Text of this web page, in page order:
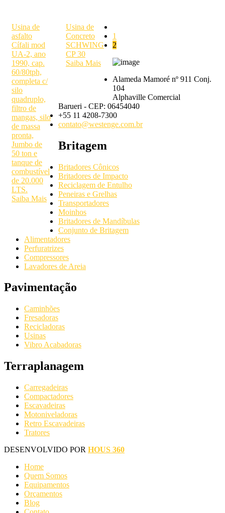
Usina de
asfalto
Cífali mod
UA-2, ano
1990, cap.
60/80tph,
completa c/
silo
quadruplo,
filtro de
mangas, silo
de massa
pronta,
Jumbo de
50 ton e
tanque de
combustível
de 20.000
LTS.
Saiba Mais
Usina de
Concreto
SCHWING
CP 30
Saiba Mais
1
2
Alameda Mamoré nº 911 Conj.
104
Alphaville Comercial
Barueri - CEP: 06454040
+55 11 4208-7300
contato@westenge.com.br
Britagem
Britadores Cônicos
Britadores de Impacto
Reciclagem de Entulho
Peneiras e Grelhas
Transportadores
Moinhos
Britadores de Mandíbulas
Conjunto de Britagem
Alimentadores
Perfuratrizes
Compressores
Lavadores de Areia
Pavimentação
Caminhões
Fresadoras
Recicladoras
Usinas
Vibro Acabadoras
Terraplanagem
Carregadeiras
Compactadores
Escavadeiras
Motoniveladoras
Retro Escavadeiras
Tratores
DESENVOLVIDO POR HOUS 360
Home
Quem Somos
Equipamentos
Orçamentos
Blog